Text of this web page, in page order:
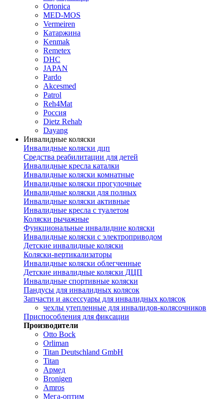
Ortonica
MED-MOS
Vermeiren
Катаржина
Kenmak
Remetex
DHC
JAPAN
Pardo
Akcesmed
Patrol
Reh4Mat
Россия
Dietz Rehab
Dayang
Инвалидные коляски
Инвалидные коляски дцп
Средства реабилитации для детей
Инвалидные кресла каталки
Инвалидные коляски комнатные
Инвалидные коляски прогулочные
Инвалидные коляски для полных
Инвалидные коляски активные
Инвалидные кресла с туалетом
Коляски рычажные
Функциональные инвалидние коляски
Инвалидные коляски с электроприводом
Детские инвалидные коляски
Коляски-вертикализаторы
Инвалидные коляски облегченные
Детские инвалидные коляски ДЦП
Инвалидные спортивные коляски
Пандусы для инвалидных колясок
Запчасти и аксессуары для инвалидных колясок
чехлы утепленные для инвалидов-колясочников
Приспособления для фиксации
Производители
Otto Bock
Orliman
Titan Deutschland GmbH
Titan
Армед
Bronigen
Amros
Мега-оптим